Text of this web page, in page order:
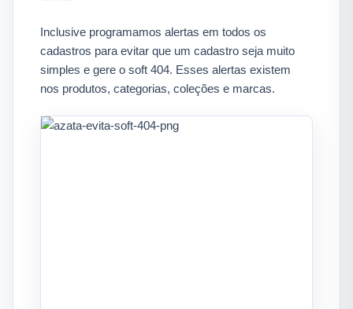
Inclusive programamos alertas em todos os
cadastros para evitar que um cadastro seja muito
simples e gere o soft 404. Esses alertas existem
nos produtos, categorias, coleções e marcas.